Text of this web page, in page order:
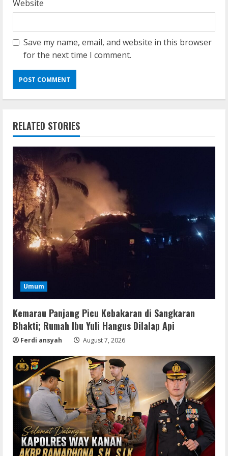
Website
Save my name, email, and website in this browser
for the next time I comment.
RELATED STORIES
Umum
Kemarau Panjang Picu Kebakaran di Sangkaran
Bhakti; Rumah Ibu Yuli Hangus Dilalap Api
Ferdi ansyah August 7, 2026